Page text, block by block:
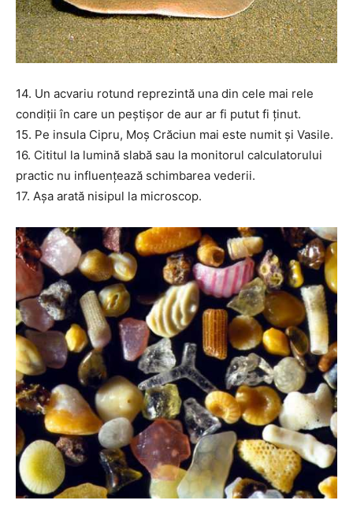
14. Un acvariu rotund reprezintă una din cele mai rele
condiții în care un peștișor de aur ar fi putut fi ținut.
15. Pe insula Cipru, Moș Crăciun mai este numit și Vasile.
16. Cititul la lumină slabă sau la monitorul calculatorului
practic nu influențează schimbarea vederii.
17. Așa arată nisipul la microscop.